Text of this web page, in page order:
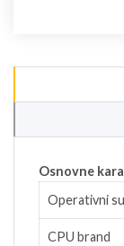
Osnovne
Operativni
CPU brand